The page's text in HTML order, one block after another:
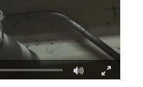
Fullscreen